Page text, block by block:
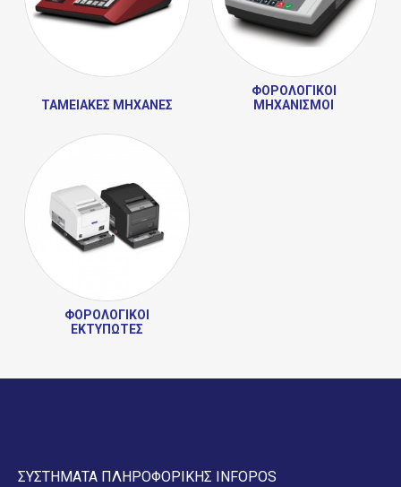
ΤΑΜΕΙΑΚΈΣ ΜΗΧΑΝΈΣ
ΦΟΡΟΛΟΓΙΚΟΊ
ΜΗΧΑΝΙΣΜΟΊ
ΦΟΡΟΛΟΓΙΚΟΊ
ΕΚΤΥΠΩΤΈΣ
ΣΥΣΤΗΜΑΤΑ ΠΛΗΡΟΦΟΡΙΚΗΣ INFOPOS